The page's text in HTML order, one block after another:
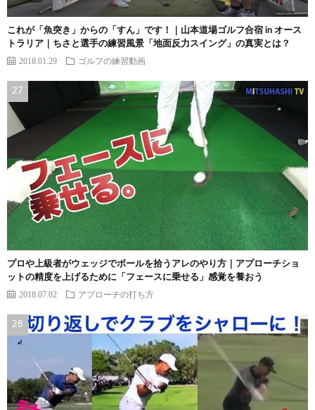
これが「魚突き」からの「すん」です！｜山本道場ゴルフ合宿 in オース
トラリア｜ちさと選手の練習風景「地面反力スイング」の真実とは？
2018.01.29 ゴルフの練習動画
プロや上級者がウェッジでボールを拾うアレのやり方｜アプローチショ
ットの精度を上げるために「フェースに乗せる」感覚を養おう
2018.07.02 アプローチの打ち方